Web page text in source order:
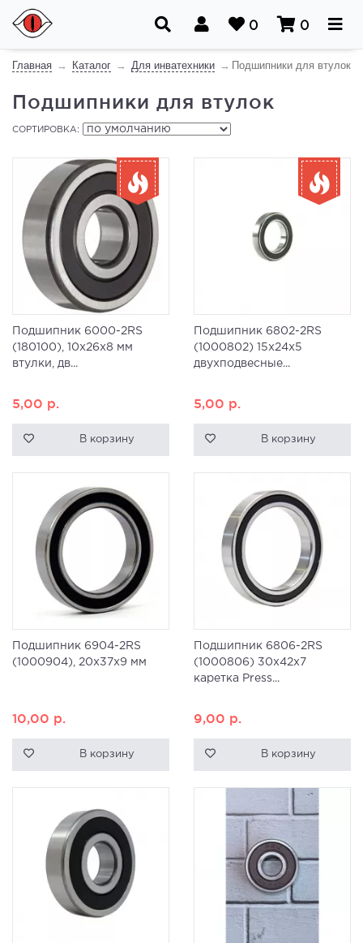
0 0
Главная Каталог Для инватехники Подшипники для втулок
Подшипники для втулок
СОРТИРОВКА:
Подшипник 6000-2RS
(180100), 10x26x8 мм
втулки, дв...
5,00 р.
В корзину
Подшипник 6802-2RS
(1000802) 15x24x5
двухподвесные...
5,00 р.
В корзину
Подшипник 6904-2RS
(1000904), 20x37x9 мм
10,00 р.
В корзину
Подшипник 6806-2RS
(1000806) 30x42x7
каретка Press...
9,00 р.
В корзину